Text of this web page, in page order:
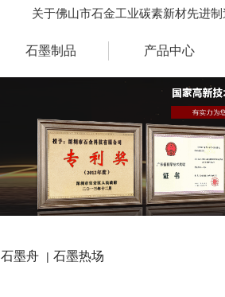
关于佛山市石金工业碳素新材先进
石墨制品 产品中心
石墨舟 | 石墨热场